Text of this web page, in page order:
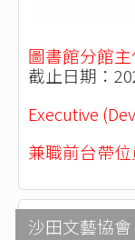
圖書館分館
截止日期：
Executive
兼職前台帶位
沙田文藝協會